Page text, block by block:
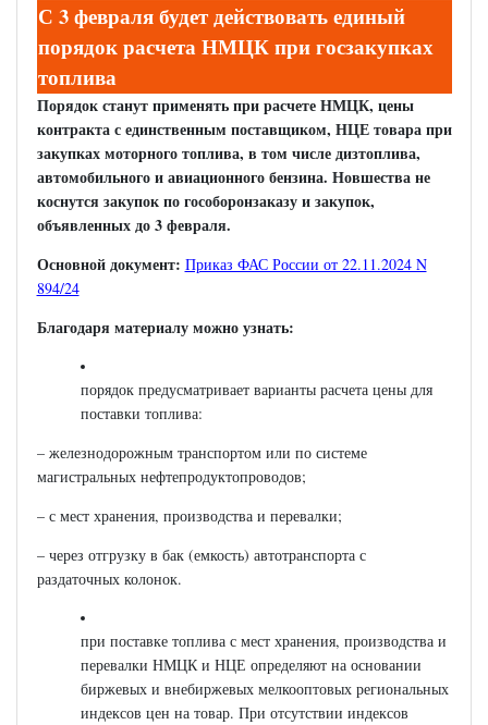
С 3 февраля будет действовать единый
порядок расчета НМЦК при госзакупках
топлива
Порядок станут применять при расчете НМЦК, цены
контракта с единственным поставщиком, НЦЕ товара при
закупках моторного топлива, в том числе дизтоплива,
автомобильного и авиационного бензина. Новшества не
коснутся закупок по гособоронзаказу и закупок,
объявленных до 3 февраля.
Основной документ: Приказ ФАС России от 22.11.2024 N
894/24
Благодаря материалу можно узнать:
порядок предусматривает варианты расчета цены для
поставки топлива:
– железнодорожным транспортом или по системе
магистральных нефтепродуктопроводов;
– с мест хранения, производства и перевалки;
– через отгрузку в бак (емкость) автотранспорта с
раздаточных колонок.
при поставке топлива с мест хранения, производства и
перевалки НМЦК и НЦЕ определяют на основании
биржевых и внебиржевых мелкооптовых региональных
индексов цен на товар. При отсутствии индексов